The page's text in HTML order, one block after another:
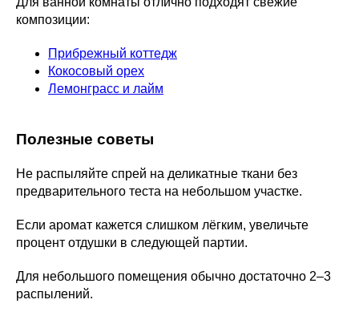
композиции:
Прибрежный коттедж
Кокосовый орех
Лемонграсс и лайм
Полезные советы
Не распыляйте спрей на деликатные ткани без
предварительного теста на небольшом участке.
Если аромат кажется слишком лёгким, увеличьте
процент отдушки в следующей партии.
Для небольшого помещения обычно достаточно 2–3
распылений.